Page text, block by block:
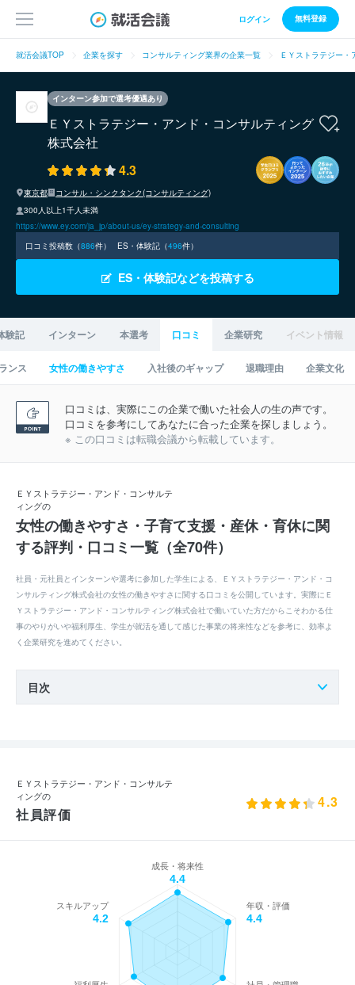
ログイン 無料登録
就活会議TOP 企業を探す コンサルティング業界の企業一覧 ＥＹストラテジー
インターン参加で選考優遇あり
ＥＹストラテジー・アンド・コンサルティング
株式会社
4.3
東京都
コンサル・シンクタンク(コンサルティング)
300人以上1千人未満
https://www.ey.com/ja_jp/about-us/ey-strategy-and-consulting
口コミ投稿数（886件） ES・体験記（496件）
ES・体験記などを投稿する
験記 インターン 本選考 口コミ 企業研究 イベント情報
ンス 女性の働きやすさ 入社後のギャップ 退職理由 企業文化
口コミは、実際にこの企業で働いた社会人の生の声です。
口コミを参考にしてあなたに合った企業を探しましょう。
※ この口コミは転職会議から転載しています。
ＥＹストラテジー・アンド・コンサルテ
ィングの
女性の働きやすさ・子育て支援・産休・育休に関
する評判・口コミ一覧（全70件）
社員・元社員とインターンや選考に参加した学生による、ＥＹストラテジー・アンド・コ
ンサルティング株式会社の女性の働きやすさに関する口コミを公開しています。実際にＥ
Ｙストラテジー・アンド・コンサルティング株式会社で働いていた方だからこそわかる仕
事のやりがいや福利厚生、学生が就活を通して感じた事業の将来性などを参考に、効率よ
く企業研究を進めてください。
目次
ＥＹストラテジー・アンド・コンサルテ
ィングの
社員評価
4.3
成長・将来性
4.4
年収・評価
4.4
スキルアップ
4.2